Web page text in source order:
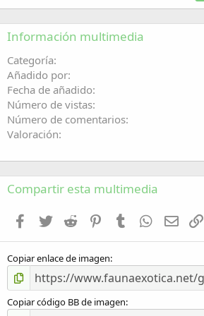
22
26
Times New Roman
Información multimedia
Categoría
Añadido por
Fecha de añadido
Número de vistas
Número de comentarios
Valoración
Compartir esta multimedia
Facebook
Twitter Reddit PinterestTumblr WhatsApp
Email
Copiar enlace de imagen
Copiar código BB de imagen